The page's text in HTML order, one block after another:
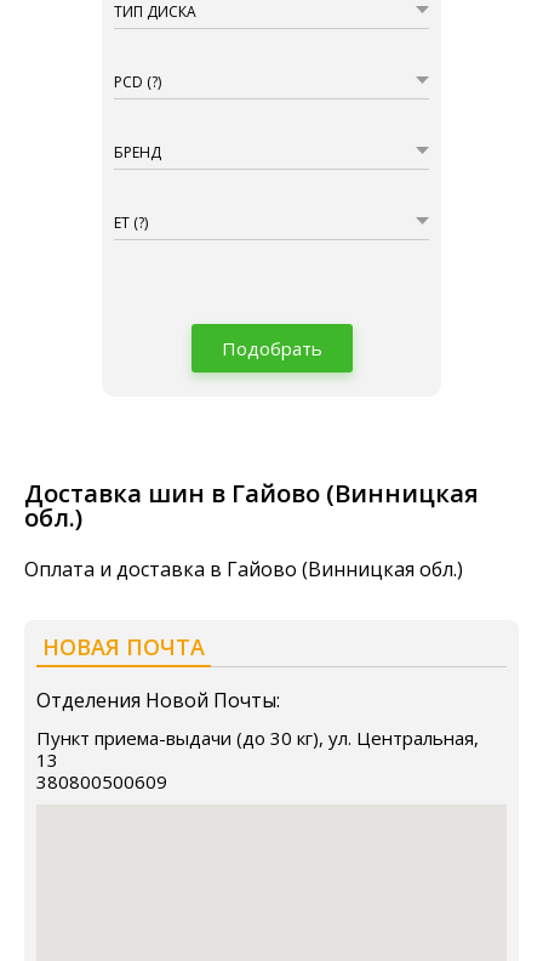
ТИП ДИСКА
PCD (?)
БРЕНД
ET (?)
Подобрать
Доставка шин в Гайово (Винницкая
обл.)
Оплата и доставка в Гайово (Винницкая обл.)
НОВАЯ ПОЧТА
Отделения Новой Почты:
Пункт приема-выдачи (до 30 кг), ул. Центральная,
13
380800500609